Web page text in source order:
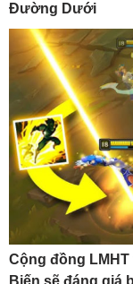
Đường Dưới
Cộng đồng
Biến sẽ đáng giá